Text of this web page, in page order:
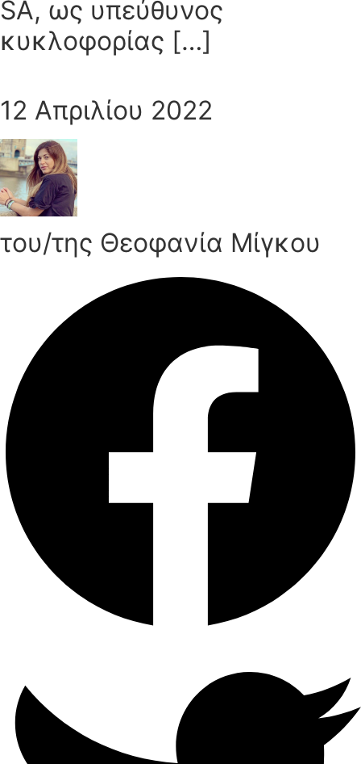
SA, ως υπεύθυνος
κυκλοφορίας […]
12 Απριλίου 2022
του/της Θεοφανία Μίγκου